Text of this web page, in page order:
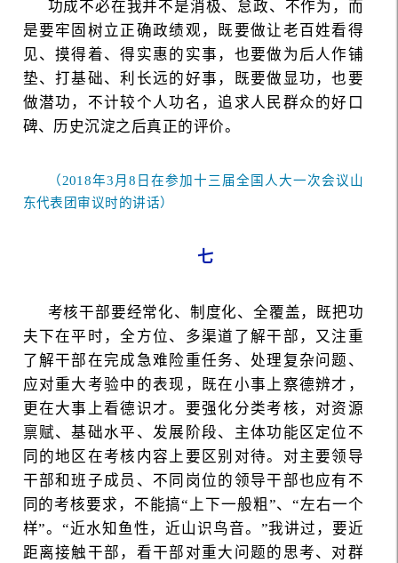
功成不必在我并不是消极、怠政、不作为，而
是要牢固树立正确政绩观，既要做让老百姓看得
见、摸得着、得实惠的实事，也要做为后人作铺
垫、打基础、利长远的好事，既要做显功，也要
做潜功，不计较个人功名，追求人民群众的好口
碑、历史沉淀之后真正的评价。
（2018年3月8日在参加十三届全国人大一次会议山
东代表团审议时的讲话）
七
考核干部要经常化、制度化、全覆盖，既把功
夫下在平时，全方位、多渠道了解干部，又注重
了解干部在完成急难险重任务、处理复杂问题、
应对重大考验中的表现，既在小事上察德辨才，
更在大事上看德识才。要强化分类考核，对资源
禀赋、基础水平、发展阶段、主体功能区定位不
同的地区在考核内容上要区别对待。对主要领导
干部和班子成员、不同岗位的领导干部也应有不
同的考核要求，不能搞“上下一般粗”、“左右一个
样”。“近水知鱼性，近山识鸟音。”我讲过，要近
距离接触干部，看干部对重大问题的思考、对群